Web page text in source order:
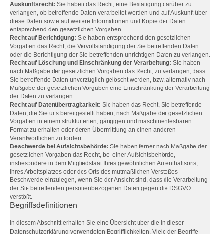
Auskunftsrecht: Sie haben das Recht, eine Bestätigung darüber zu
verlangen, ob betreffende Daten verarbeitet werden und auf Auskunft über
diese Daten sowie auf weitere Informationen und Kopie der Daten
entsprechend den gesetzlichen Vorgaben.
Recht auf Berichtigung: Sie haben entsprechend den gesetzlichen
Vorgaben das Recht, die Vervollständigung der Sie betreffenden Daten
oder die Berichtigung der Sie betreffenden unrichtigen Daten zu verlangen.
Recht auf Löschung und Einschränkung der Verarbeitung: Sie haben
nach Maßgabe der gesetzlichen Vorgaben das Recht, zu verlangen, dass
Sie betreffende Daten unverzüglich gelöscht werden, bzw. alternativ nach
Maßgabe der gesetzlichen Vorgaben eine Einschränkung der Verarbeitung
der Daten zu verlangen.
Recht auf Datenübertragbarkeit: Sie haben das Recht, Sie betreffende
Daten, die Sie uns bereitgestellt haben, nach Maßgabe der gesetzlichen
Vorgaben in einem strukturierten, gängigen und maschinenlesbaren
Format zu erhalten oder deren Übermittlung an einen anderen
Verantwortlichen zu fordern.
Beschwerde bei Aufsichtsbehörde: Sie haben ferner nach Maßgabe der
gesetzlichen Vorgaben das Recht, bei einer Aufsichtsbehörde,
insbesondere in dem Mitgliedstaat Ihres gewöhnlichen Aufenthaltsorts,
Ihres Arbeitsplatzes oder des Orts des mutmaßlichen Verstoßes
Beschwerde einzulegen, wenn Sie der Ansicht sind, dass die Verarbeitung
der Sie betreffenden personenbezogenen Daten gegen die DSGVO
verstößt.
Begriffsdefinitionen
In diesem Abschnitt erhalten Sie eine Übersicht über die in dieser
Datenschutzerklärung verwendeten Begrifflichkeiten. Viele der Begriffe